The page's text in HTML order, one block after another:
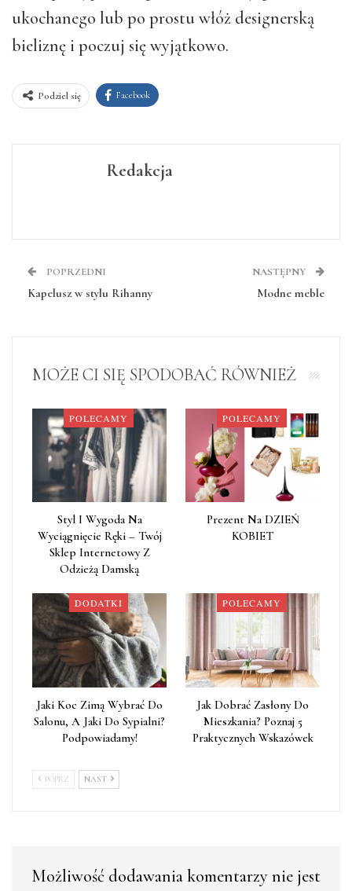
ukochanego lub po prostu włóż designerską
bieliznę i poczuj się wyjątkowo.
Podziel się Facebook
Redakcja
POPRZEDNI
Kapelusz w stylu Rihanny
NASTĘPNY
Modne meble
MOŻE CI SIĘ SPODOBAĆ RÓWNIEŻ
POLECAMY
Styl I Wygoda Na
Wyciągnięcie Ręki – Twój
Sklep Internetowy Z
Odzieżą Damską
POLECAMY
Prezent Na DZIEŃ
KOBIET
DODATKI
Jaki Koc Zimą Wybrać Do
Salonu, A Jaki Do Sypialni?
Podpowiadamy!
POLECAMY
Jak Dobrać Zasłony Do
Mieszkania? Poznaj 5
Praktycznych Wskazówek
POPRZ NAST
Możliwość dodawania komentarzy nie jest